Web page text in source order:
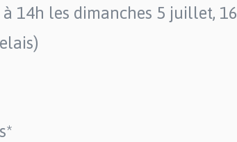
14h les dimanches 5 juillet, 16